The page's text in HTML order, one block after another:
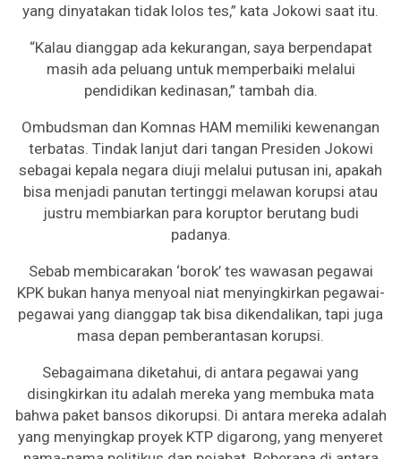
yang dinyatakan tidak lolos tes,” kata Jokowi saat itu.
“Kalau dianggap ada kekurangan, saya berpendapat
masih ada peluang untuk memperbaiki melalui
pendidikan kedinasan,” tambah dia.
Ombudsman dan Komnas HAM memiliki kewenangan
terbatas. Tindak lanjut dari tangan Presiden Jokowi
sebagai kepala negara diuji melalui putusan ini, apakah
bisa menjadi panutan tertinggi melawan korupsi atau
justru membiarkan para koruptor berutang budi
padanya.
Sebab membicarakan ‘borok’ tes wawasan pegawai
KPK bukan hanya menyoal niat menyingkirkan pegawai-
pegawai yang dianggap tak bisa dikendalikan, tapi juga
masa depan pemberantasan korupsi.
Sebagaimana diketahui, di antara pegawai yang
disingkirkan itu adalah mereka yang membuka mata
bahwa paket bansos dikorupsi. Di antara mereka adalah
yang menyingkap proyek KTP digarong, yang menyeret